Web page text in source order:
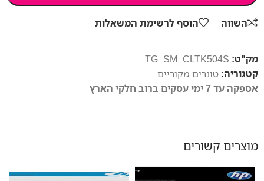
השווה הוסף לרשימת המשאלות
מק"ט: TG_SM_CLTK504S
קטגוריה: טונרים מקוריים
אספקה עד 7 ימי עסקים ברוב חלקי הארץ
מוצרים קשורים